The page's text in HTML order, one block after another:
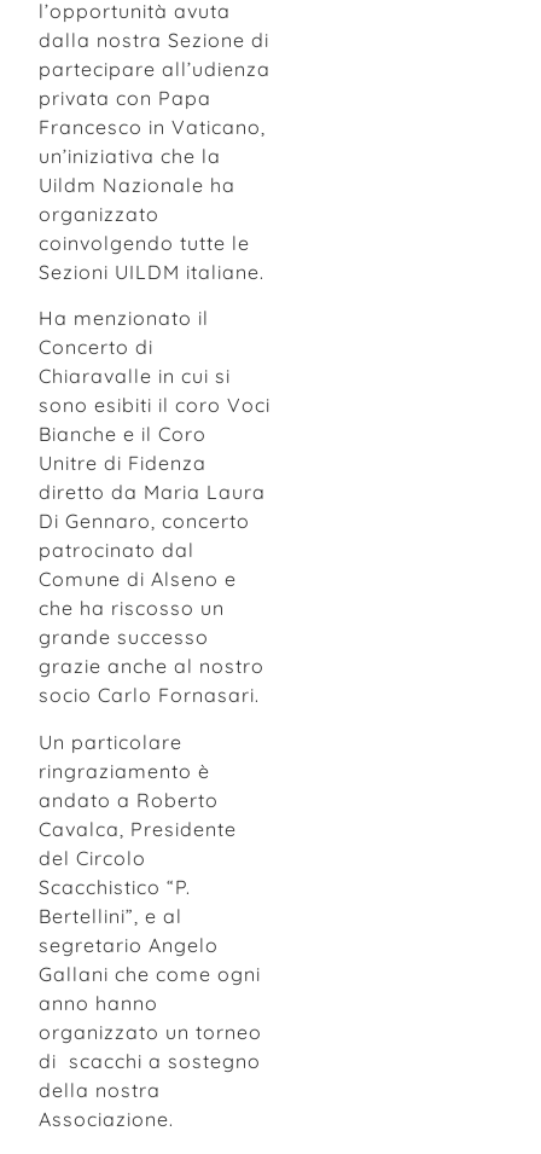
l’opportunità avuta
dalla nostra Sezione di
partecipare all’udienza
privata con Papa
Francesco in Vaticano,
un’iniziativa che la
Uildm Nazionale ha
organizzato
coinvolgendo tutte le
Sezioni UILDM italiane.
Ha menzionato il
Concerto di
Chiaravalle in cui si
sono esibiti il coro Voci
Bianche e il Coro
Unitre di Fidenza
diretto da Maria Laura
Di Gennaro, concerto
patrocinato dal
Comune di Alseno e
che ha riscosso un
grande successo
grazie anche al nostro
socio Carlo Fornasari.
Un particolare
ringraziamento è
andato a Roberto
Cavalca, Presidente
del Circolo
Scacchistico “P.
Bertellini”, e al
segretario Angelo
Gallani che come ogni
anno hanno
organizzato un torneo
di scacchi a sostegno
della nostra
Associazione.